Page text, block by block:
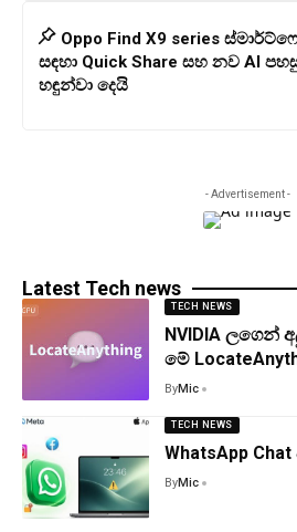
Oppo Find X9 series
සඳහා Quick Share සහ නව AI
හඳුන්වා දෙයි
- Advertisement -
Latest Tech news
TECH NEWS
NVIDIA ලගෙන්
මේ
ByMic
TECH NEWS
WhatsApp
ByMic